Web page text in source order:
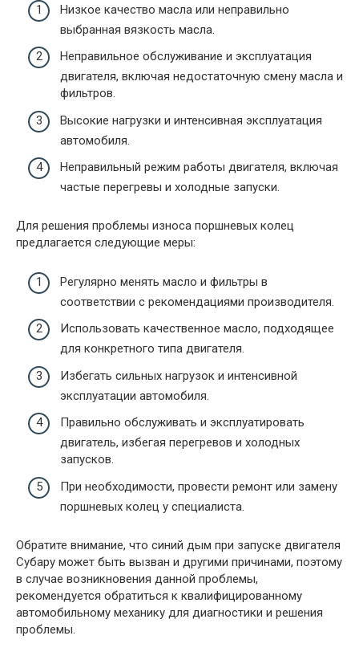
Низкое качество масла или неправильно
выбранная вязкость масла.
Неправильное обслуживание и эксплуатация
двигателя, включая недостаточную смену масла и
фильтров.
Высокие нагрузки и интенсивная эксплуатация
автомобиля.
Неправильный режим работы двигателя, включая
частые перегревы и холодные запуски.
Для решения проблемы износа поршневых колец
предлагается следующие меры:
Регулярно менять масло и фильтры в
соответствии с рекомендациями производителя.
Использовать качественное масло, подходящее
для конкретного типа двигателя.
Избегать сильных нагрузок и интенсивной
эксплуатации автомобиля.
Правильно обслуживать и эксплуатировать
двигатель, избегая перегревов и холодных
запусков.
При необходимости, провести ремонт или замену
поршневых колец у специалиста.
Обратите внимание, что синий дым при запуске двигателя
Субару может быть вызван и другими причинами, поэтому
в случае возникновения данной проблемы,
рекомендуется обратиться к квалифицированному
автомобильному механику для диагностики и решения
проблемы.